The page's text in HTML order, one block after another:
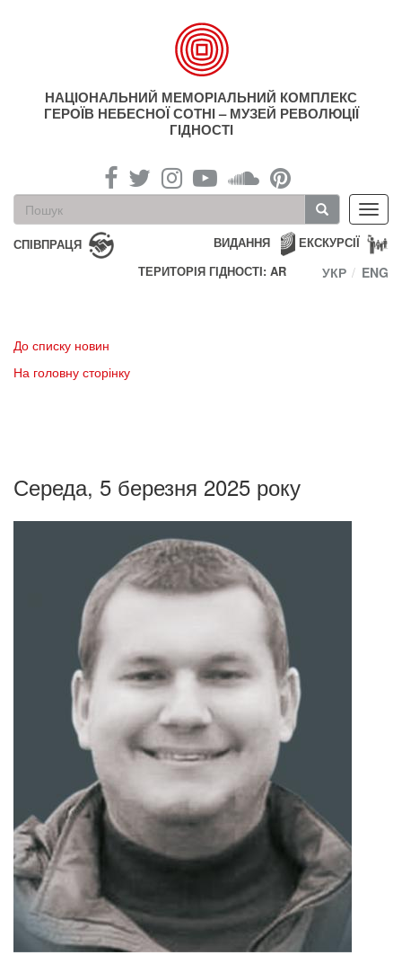
НАЦІОНАЛЬНИЙ МЕМОРІАЛЬНИЙ КОМПЛЕКС
ГЕРОЇВ НЕБЕСНОЇ СОТНІ – МУЗЕЙ РЕВОЛЮЦІЇ
ГІДНОСТІ
Пошукова
форма
Пошук
СПІВПРАЦЯ ЕКСКУРСІЇ
ВИДАННЯ
ТЕРИТОРІЯ ГІДНОСТІ: AR
УКР ENG
До списку новин
На головну сторінку
Середа, 5 березня 2025 року